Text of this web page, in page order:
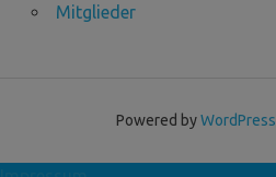
Mitglieder
Powered byWordPress